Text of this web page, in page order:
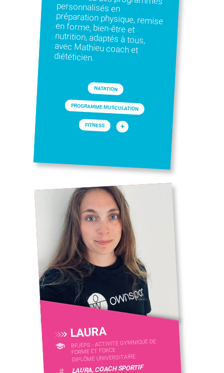
diététicien.
NATATION
PROGRAMME MUSCULATION
FITNESS +
LAURA
BPJEPS - ACTIVITÉ GYMNIQUE DE
FORME ET FORCE
DIPLÔME UNIVERSITAIRE
LAURA, COACH SPORTIF